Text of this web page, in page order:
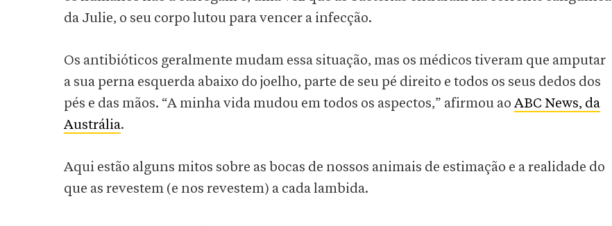
da Julie, o seu corpo lutou para vencer a infecção.
Os antibióticos geralmente mudam essa situação, mas os médicos tiveram que amputar
a sua perna esquerda abaixo do joelho, parte de seu pé direito e todos os seus dedos dos
pés e das mãos. “A minha vida mudou em todos os aspectos,” afirmou ao ABC News, da
Austrália.
Aqui estão alguns mitos sobre as bocas de nossos animais de estimação e a realidade do
que as revestem (e nos revestem) a cada lambida.